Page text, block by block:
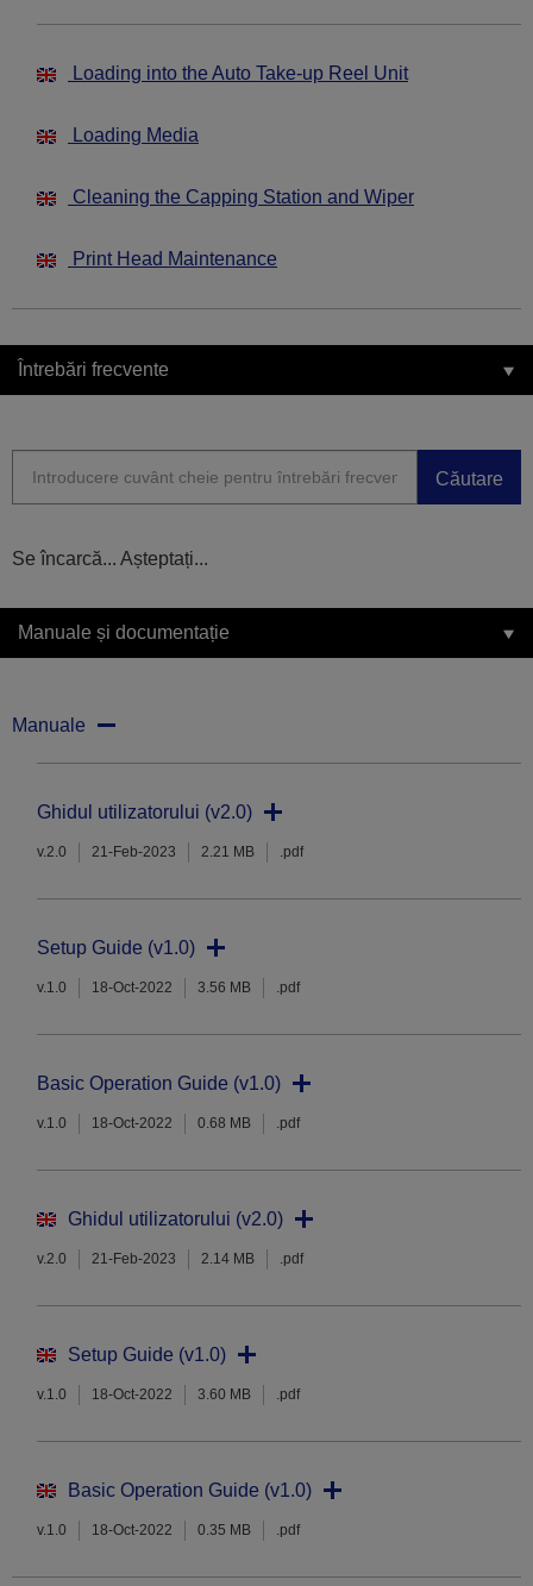
Loading into the Auto Take-up Reel Unit
Loading Media
Cleaning the Capping Station and Wiper
Print Head Maintenance
Întrebări frecvente
Căutare
Se încarcă... Așteptați...
Manuale și documentație
Manuale
Ghidul utilizatorului (v2.0)
v.2.0 21-Feb-2023 2.21 MB .pdf
Setup Guide (v1.0)
v.1.0 18-Oct-2022 3.56 MB .pdf
Basic Operation Guide (v1.0)
v.1.0 18-Oct-2022 0.68 MB .pdf
Ghidul utilizatorului (v2.0)
v.2.0 21-Feb-2023 2.14 MB .pdf
Setup Guide (v1.0)
v.1.0 18-Oct-2022 3.60 MB .pdf
Basic Operation Guide (v1.0)
v.1.0 18-Oct-2022 0.35 MB .pdf